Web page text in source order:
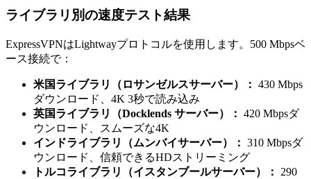
ライブラリ別の速度テスト結果
ExpressVPNはLightwayプロトコルを使用します。500 Mbpsベ
ース接続で：
米国ライブラリ（ロサンゼルスサーバー）： 430 Mbps
ダウンロード、4K 3秒で読み込み
英国ライブラリ（Docklends サーバー）： 420 Mbpsダ
ウンロード、スムーズな4K
インドライブラリ（ムンバイサーバー）： 310 Mbpsダ
ウンロード、信頼できるHDストリーミング
トルコライブラリ（イスタンブールサーバー）：
290